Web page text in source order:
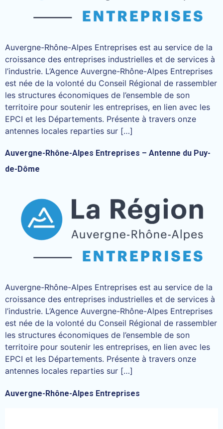
Auvergne-Rhône-Alpes Entreprises est au service de la
croissance des entreprises industrielles et de services à
l’industrie. L’Agence Auvergne-Rhône-Alpes Entreprises
est née de la volonté du Conseil Régional de rassembler
les structures économiques de l’ensemble de son
territoire pour soutenir les entreprises, en lien avec les
EPCI et les Départements. Présente à travers onze
antennes locales reparties sur […]
Auvergne-Rhône-Alpes Entreprises – Antenne du Puy-
de-Dôme
Auvergne-Rhône-Alpes Entreprises est au service de la
croissance des entreprises industrielles et de services à
l’industrie. L’Agence Auvergne-Rhône-Alpes Entreprises
est née de la volonté du Conseil Régional de rassembler
les structures économiques de l’ensemble de son
territoire pour soutenir les entreprises, en lien avec les
EPCI et les Départements. Présente à travers onze
antennes locales reparties sur […]
Auvergne-Rhône-Alpes Entreprises